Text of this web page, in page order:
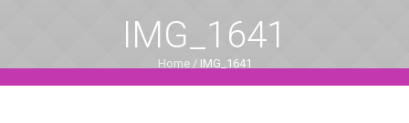
IMG_1641
Home / IMG_1641